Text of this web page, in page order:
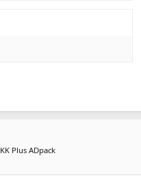
KK Plus ADpack